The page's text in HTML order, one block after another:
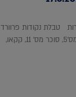
טבלת נקודות פרוורד